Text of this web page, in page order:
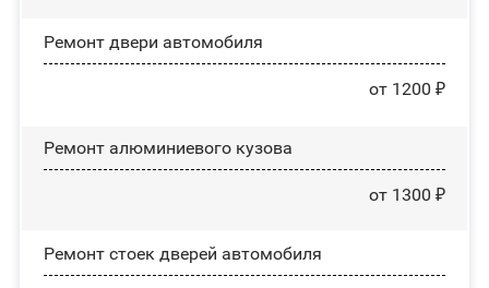
Ремонт двери автомобиля
от 1200 ₽
Ремонт алюминиевого кузова
от 1300 ₽
Ремонт стоек дверей автомобиля